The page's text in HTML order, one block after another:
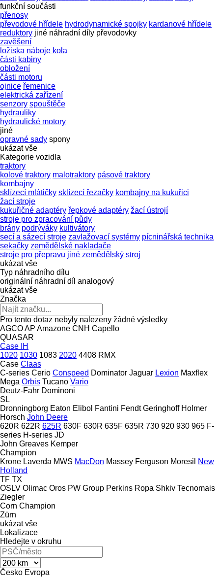
funkční součásti
přenosy
převodové hřídele hydrodynamické spojky kardanové hřídele
reduktory jiné náhradní díly převodovky
zavěšení
ložiska náboje kola
části kabiny
obložení
části motoru
ojnice řemenice
elektrická zařízení
senzory spouštěče
hydrauliky
hydraulické motory
jiné
opravné sady spony
ukázat vše
Kategorie vozidla
traktory
kolové traktory malotraktory pásové traktory
kombajny
sklízecí mlátičky sklízecí řezačky kombajny na kukuřici
žací stroje
kukuřičné adaptéry řepkové adaptéry žací ústrojí
stroje pro zpracování půdy
brány podrýváky kultivátory
secí a sázecí stroje zavlažovací systémy pícninářská technika
sekačky zemědělské nakladače
stroje pro přepravu jiné zemědělský stroj
ukázat vše
Typ náhradního dílu
originální náhradní díl analogový
ukázat vše
Značka
Pro tento dotaz nebyly nalezeny žádné výsledky
AGCOAP Amazone CNH Capello
QUASAR
Case IH
1020 1030 1083 2020 4408 RMX
Case Claas
C-series Cerio Conspeed Dominator Jaguar Lexion Maxflex
Mega Orbis Tucano Vario
Deutz-Fahr Dominoni
SL
Dronningborg Eaton Elibol Fantini Fendt Geringhoff Holmer
Horsch John Deere
620R 622R 625R 630F 630R 635F 635R 730 920 930 965 F-
series H-series JD
John Greaves Kemper
Champion
Krone Laverda MWS MacDon Massey Ferguson Moresil
New
Holland
TF TX
OSLV Olimac Oros PW Group Perkins Ropa Shkiv Tecnomais
Ziegler
Corn Champion
Zürn
ukázat vše
Lokalizace
Hledejte v okruhu
Česko Evropa